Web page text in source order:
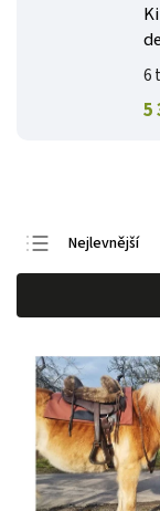
6
5
Nejlevnější
Nejdražší